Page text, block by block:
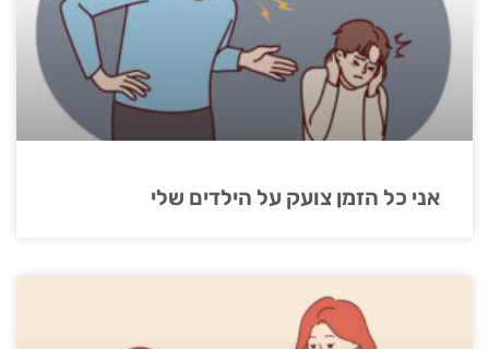
אני כל הזמן צועק על הילדים שלי